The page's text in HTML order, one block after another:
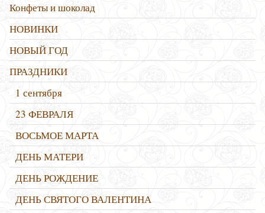
Конфеты и шоколад
НОВИНКИ
НОВЫЙ ГОД
ПРАЗДНИКИ
1 сентября
23 ФЕВРАЛЯ
ВОСЬМОЕ МАРТА
ДЕНЬ МАТЕРИ
ДЕНЬ РОЖДЕНИЕ
ДЕНЬ СВЯТОГО ВАЛЕНТИНА